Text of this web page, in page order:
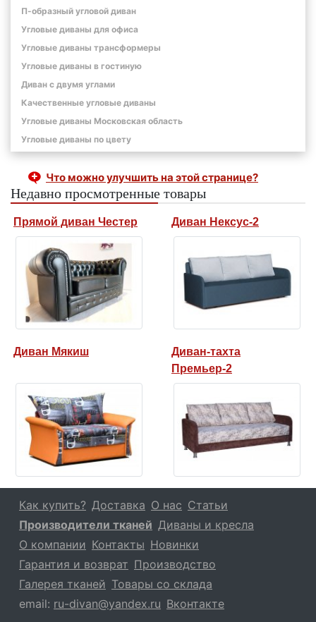
П-образный угловой диван
Угловые диваны для офиса
Угловые диваны трансформеры
Угловые диваны в гостиную
Диван с двумя углами
Качественные угловые диваны
Угловые диваны Московская область
Угловые диваны по цвету
Что можно улучшить на этой странице?
Недавно просмотренные товары
Прямой диван Честер Диван Нексус-2
Диван Мякиш
Диван-тахта
Премьер-2
Как купить? Доставка О нас Статьи
Производители тканей Диваны и кресла
О компании Контакты Новинки
Гарантия и возврат Производство
Галерея тканей Товары со склада
email: ru-divan@yandex.ru Вконтакте